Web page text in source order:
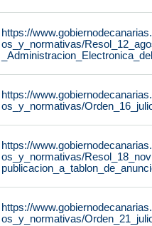
https://
os_y_normativas/
https://
os_y_normativas/
https://
os_y_normativas/
https://
os_y_normativas/